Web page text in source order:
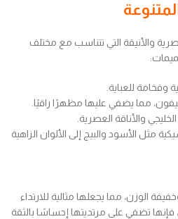
والأنيقة التي تتناسب مع مختلف
وفخامة للعباية.
مما يضفي عليها مظهرًا راقيًا.
والأناقة العصرية.
مثل الأسود والبيج إلى الألوان الزاهية
الوزن، مما يجعلها مثالية للارتداء
تضفي على مرتديتها إحساسًا بالثقة